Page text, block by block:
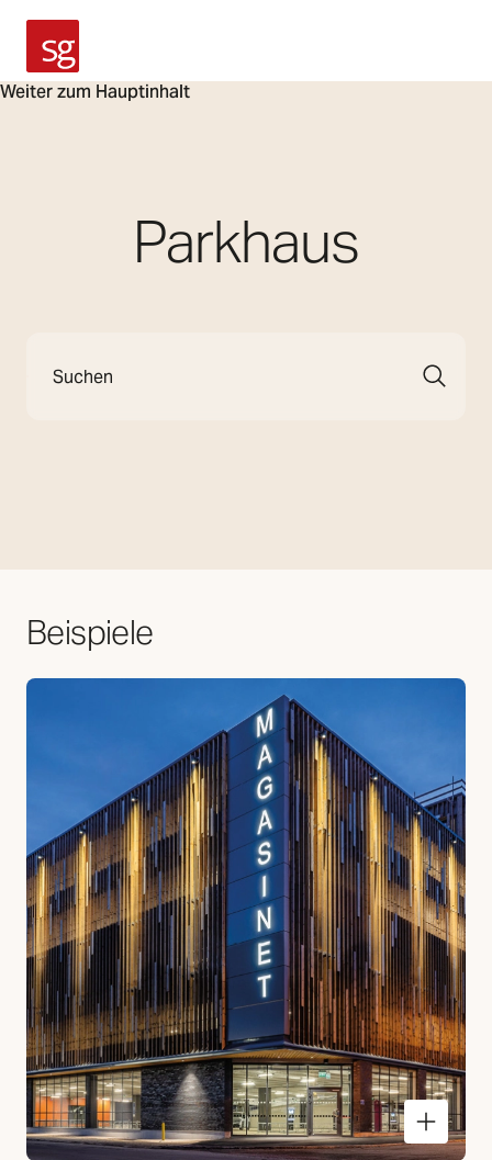
Weiter zum Hauptinhalt
SG Armaturen
Parkhaus
Beispiele